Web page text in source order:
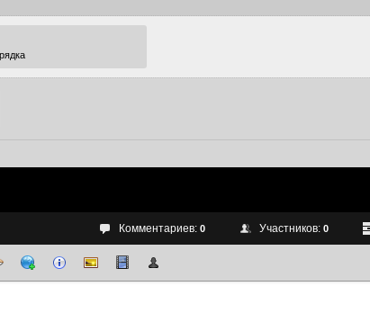
Комментариев: 0 Участников: 0